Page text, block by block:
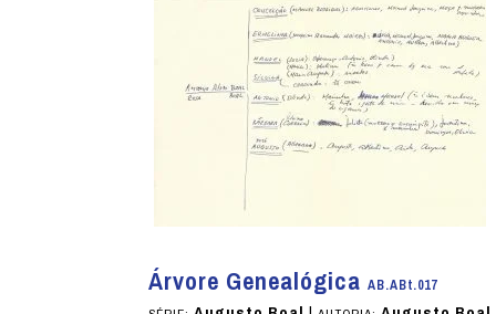
Árvore GenealógicaAB.ABt.017